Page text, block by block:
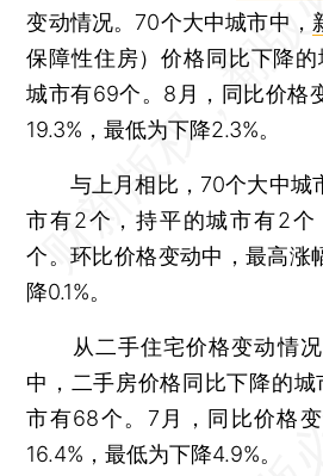
变动情况。70个大中城市中，
保障性住房）价格同比下降
城市有69个。8月，同比价格
19.3%，最低为下降2.3%。
与上月相比，70个大中城
市有2个，持平的城市有2个
个。环比价格变动中，最高涨
降0.1%。
从二手住宅价格变动情况
中，二手房价格同比下降的
市有68个。7月，同比价格
16.4%，最低为下降4.9%。